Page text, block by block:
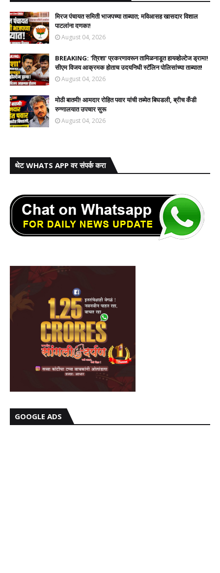
मिरज पंचायत समिती भाजपच्या ताब्यात; मविआसह खासदार विशाल
पाटलांना दणका!
August 04, 2026
BREAKING: 'त्रिशा' प्रकरणावरून तामिळनाडूत हायव्होल्टेज ड्रामा!
सीएम विजय आक्रमक होताच उदयनिधी स्टॅलिन पोलिसांच्या ताब्यात!
August 04, 2026
मोठी बातमी! आमदार रोहित पवार यांची तब्येत बिघडली, ब्रीच कँडी
रुग्णालयात उपचार सुरू
August 04, 2026
थेट WHATS APP वर संपर्क करा
GOOGLE ADS